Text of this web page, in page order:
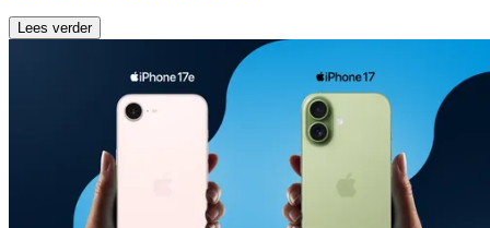
Lees verder